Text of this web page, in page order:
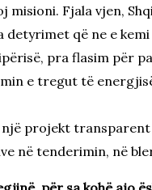
misioni. Fjala vjen,
që ne e
pra flasim për
e tregut të
projekt
në tenderimin, në